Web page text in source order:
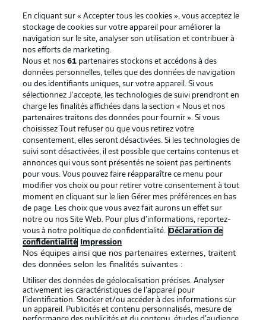
La publicité Conditions d’utilisation des
Mentions Légales Gérer mes préférences
Déclaration de
confidentialité
Diffuseurs
Travaux Contact
Impression Joueurs
En cliquant sur « Accepter tous les cookies », vous acceptez le
stockage de cookies sur votre appareil pour améliorer la
navigation sur le site, analyser son utilisation et contribuer à
nos efforts de marketing.
Nous et nos61 partenaires stockons et accédons à des
données personnelles, telles que des données de navigation
ou des identifiants uniques, sur votre appareil. Si vous
sélectionnez J'accepte, les technologies de suivi prendront en
charge les finalités affichées dans la section « Nous et nos
partenaires traitons des données pour fournir ». Si vous
choisissez Tout refuser ou que vous retirez votre
consentement, elles seront désactivées. Si les technologies de
suivi sont désactivées, il est possible que certains contenus et
annonces qui vous sont présentés ne soient pas pertinents
pour vous. Vous pouvez faire réapparaître ce menu pour
modifier vos choix ou pour retirer votre consentement à tout
moment en cliquant sur le lien Gérer mes préférences en bas
de page. Les choix que vous avez fait aurons un effet sur
notre ou nos Site Web. Pour plus d’informations, reportez-
vous à notre politique de confidentialité.
Déclaration de
confidentialité
Impression
Nos équipes ainsi que nos partenaires externes, traitent
des données selon les finalités suivantes :
Utiliser des données de géolocalisation précises. Analyser
activement les caractéristiques de l’appareil pour
l’identification. Stocker et/ou accéder à des informations sur
un appareil. Publicités et contenu personnalisés, mesure de